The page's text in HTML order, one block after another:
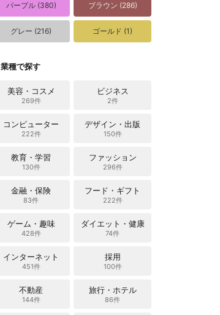
パープル (380) ブラウン (286)
グレー (216) ゴールド (1)
業種で探す
美容・コスメ
269件
ビジネス
2件
コンピューター
222件
デザイン・出版
150件
教育・学習
130件
ファッション
296件
金融・保険
83件
フード・ギフト
222件
ゲーム・趣味
428件
ダイエット・健康
74件
インターネット
451件
採用
100件
不動産
144件
旅行・ホテル
86件